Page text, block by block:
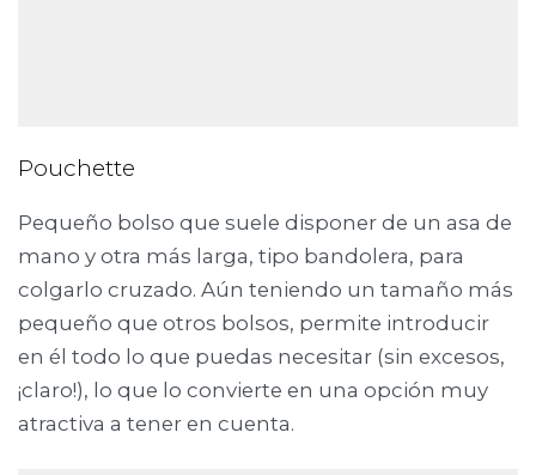
Pouchette
Pequeño bolso que suele disponer de un asa de
mano y otra más larga, tipo bandolera, para
colgarlo cruzado. Aún teniendo un tamaño más
pequeño que otros bolsos, permite introducir
en él todo lo que puedas necesitar (sin excesos,
¡claro!), lo que lo convierte en una opción muy
atractiva a tener en cuenta.